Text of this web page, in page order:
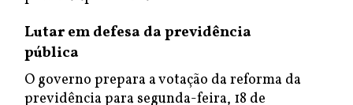
Lutar em defesa da previdência
pública
O governo prepara a votação da reforma da
previdência para segunda-feira, 18 de